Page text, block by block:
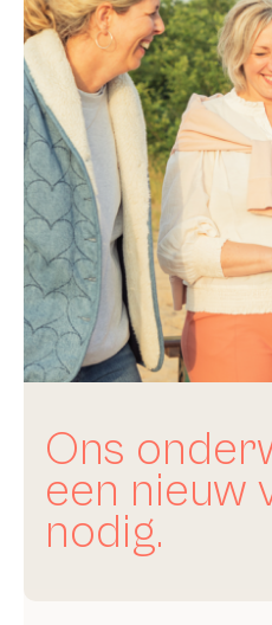
Ons
een nieuw
nodig.